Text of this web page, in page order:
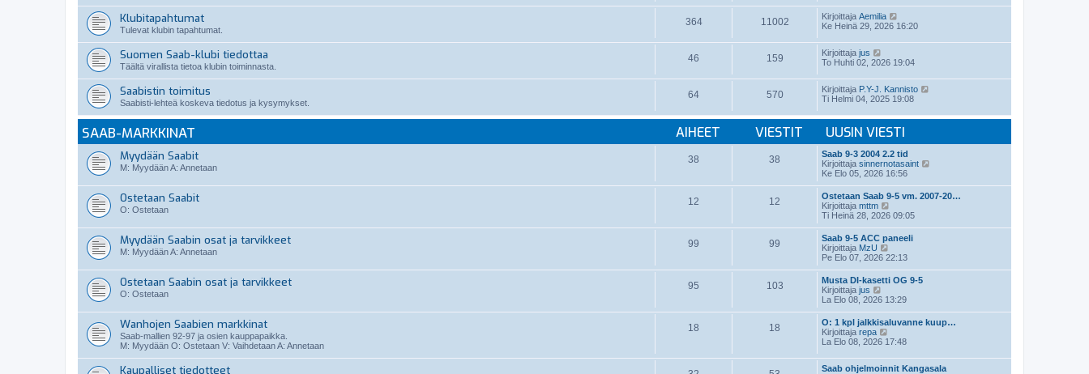
t
i
n
i
s
i
t
u
n
i
e
s
t
Klubitapahtumat
Tulevat klubin tapahtumat.
364 11002 Kirjoittaja Aemilia
ä
t
u
i
n
i
e
t
i
Ke Heinä 29, 2026 16:20
Suomen Saab-klubi tiedottaa
Täältä virallista tietoa klubin toiminnasta.
46 159 Kirjoittaja jus
ä
t
ä
u
s
i
n
v
i
e
s
t
i
To Huhti 02, 2026 19:04
Saabistin toimitus
Saabisti-lehteä koskeva tiedotus ja kysymykset.
64 570 Kirjoittaja P.Y-J. Kannisto
t
u
v
i
Ti Helmi 04, 2025 19:08
SAAB-MARKKINAT AIHEET VIESTIT UUSIN VIESTI
Myydään Saabit
M: Myydään A: Annetaan
38 38
Saab 9-3 2004 2.2 tid
Kirjoittaja sinnernotasaint
t
ä
s
i
Ke Elo 05, 2026 16:56
Ostetaan Saabit
O: Ostetaan
12 12
Ostetaan Saab 9-5 vm. 2007-20…
Kirjoittaja mttm
ä
ä
u
u
s
i
v
i
e
t
Ti Heinä 28, 2026 09:05
Myydään Saabin osat ja tarvikkeet
M: Myydään A: Annetaan
99 99
Saab 9-5 ACC paneeli
Kirjoittaja MzU
ä
t
ä
u
u
s
i
v
e
Pe Elo 07, 2026 22:13
Ostetaan Saabin osat ja tarvikkeet
O: Ostetaan
95 103
Musta DI-kasetti OG 9-5
Kirjoittaja jus
ä
ä
u
u
s
i
La Elo 08, 2026 13:29
Wanhojen Saabien markkinat
Saab-mallien 92-97 ja osien kauppapaikka.
M: Myydään O: Ostetaan V: Vaihdetaan A: Annetaan
18 18
O: 1 kpl jalkkisaluvanne kuup…
Kirjoittaja repa
ä
t
ä
La Elo 08, 2026 17:48
Kaupalliset tiedotteet
Saab ohjelmoinnit Kangasala